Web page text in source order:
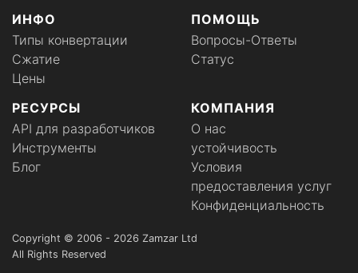
ИНФО
Типы конвертации
Сжатие
Цены
ПОМОЩЬ
Вопросы-Ответы
Статус
РЕСУРСЫ
API для разработчиков
Инструменты
Блог
КОМПАНИЯ
О нас
устойчивость
Условия
предоставления услуг
Конфиденциальность
Copyright © 2006 - 2026 Zamzar Ltd
All Rights Reserved